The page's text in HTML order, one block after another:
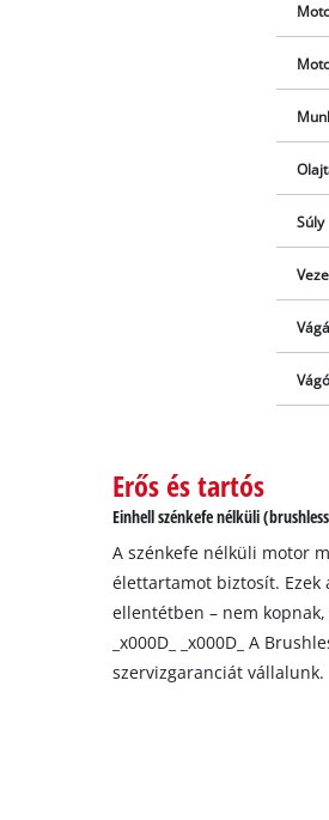
Súly
Erős és tartós
Einhell szénkefe nélküli
A szénkefe nélküli motor
élettartamot biztosít. Ezek
ellentétben – nem
_x000D_ _x000D_ A
szervizgaranciát vállalunk.